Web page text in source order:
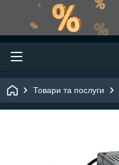
Товари та послуги